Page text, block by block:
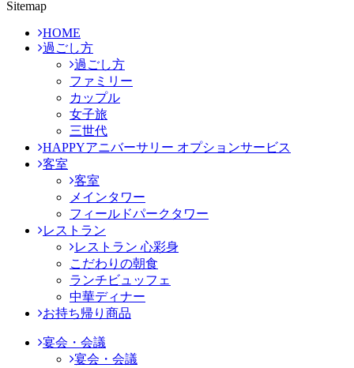
Sitemap
HOME
過ごし方
過ごし方
ファミリー
カップル
女子旅
三世代
HAPPYアニバーサリー オプションサービス
客室
客室
メインタワー
フィールドパークタワー
レストラン
レストラン 心彩身
こだわりの朝食
ランチビュッフェ
中華ディナー
お持ち帰り商品
宴会・会議
宴会・会議